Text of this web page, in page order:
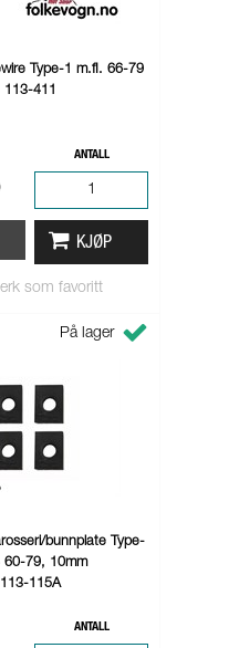
Type-1 m.fl. 66-79
113-411
ANTALL
KJØP
som favoritt
På lager
bunnplate Type-
60-79, 10mm
113-115A
ANTALL